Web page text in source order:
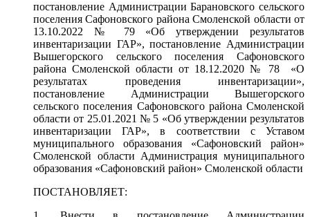
постановление Администрации Барановского сельского
поселения Сафоновского района Смоленской области от
13.10.2022 № 79 «Об утверждении результатов
инвентаризации ГАР», постановление Администрации
Вышегорского сельского поселения Сафоновского
района Смоленской области от 18.12.2020 № 78 «О
результатах проведения инвентаризации»,
постановление Администрации Вышегорского
сельского поселения Сафоновского района Смоленской
области от 25.01.2021 № 5 «Об утверждении результатов
инвентаризации ГАР», в соответствии с Уставом
муниципального образования «Сафоновский район»
Смоленской области Администрация муниципального
образования «Сафоновский район» Смоленской области
ПОСТАНОВЛЯЕТ: